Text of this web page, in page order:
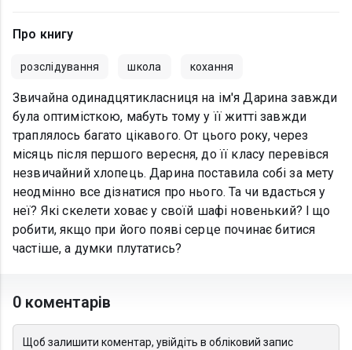
Про книгу
розслідування школа кохання
Звичайна одинадцятикласниця на ім'я Дарина завжди
була оптимісткою, мабуть тому у її житті завжди
траплялось багато цікавого. От цього року, через
місяць після першого вересня, до її класу перевівся
незвичайний хлопець. Дарина поставила собі за мету
неодмінно все дізнатися про нього. Та чи вдасться у
неї? Які скелети ховає у своїй шафі новенький? І що
робити, якщо при його появі серце починає битися
частіше, а думки плутатись?
0 коментарів
Щоб залишити коментар, увійдіть в обліковий запис